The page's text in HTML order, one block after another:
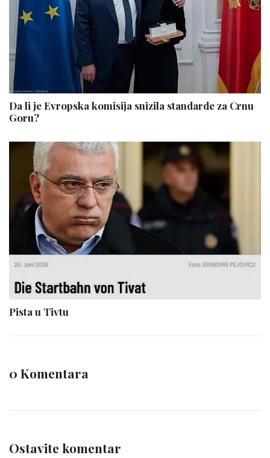
Da li je Evropska komisija snizila standarde za Crnu
Goru?
Pista u Tivtu
0 Komentara
Ostavite komentar